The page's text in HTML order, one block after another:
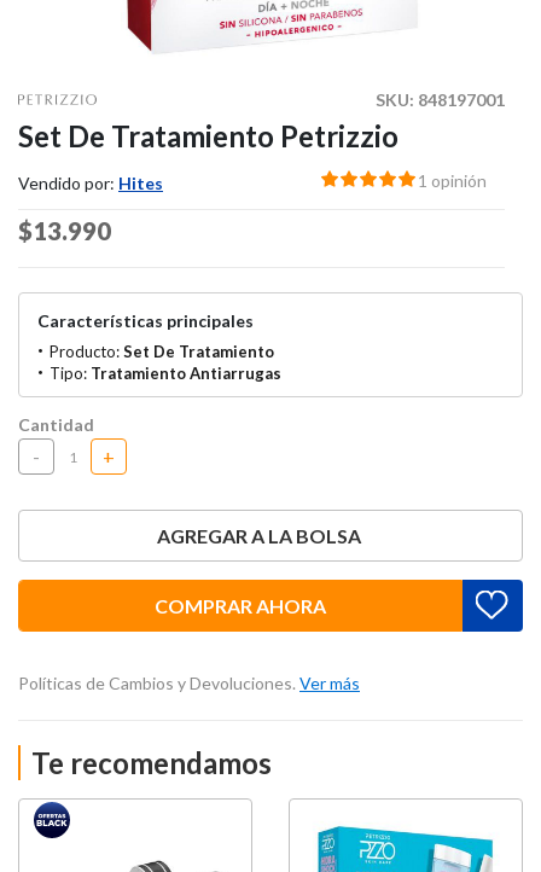
SKU: 848197001
Set De Tratamiento Petrizzio
Vendido por: Hites 1 opinión
Price reduced from
$13.990
Características principales
Producto:Set De Tratamiento
Tipo: Tratamiento Antiarrugas
Cantidad
- +
AGREGAR A LA BOLSA
COMPRAR AHORA
Políticas de Cambios y Devoluciones. Ver más
Te recomendamos